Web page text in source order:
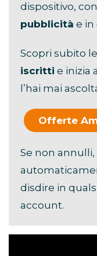
dispositivo, con
pubblicità e in
Scopri subito le
iscritti e inizia
l’hai mai
Offerte
Se non annulli,
disdire in
account.